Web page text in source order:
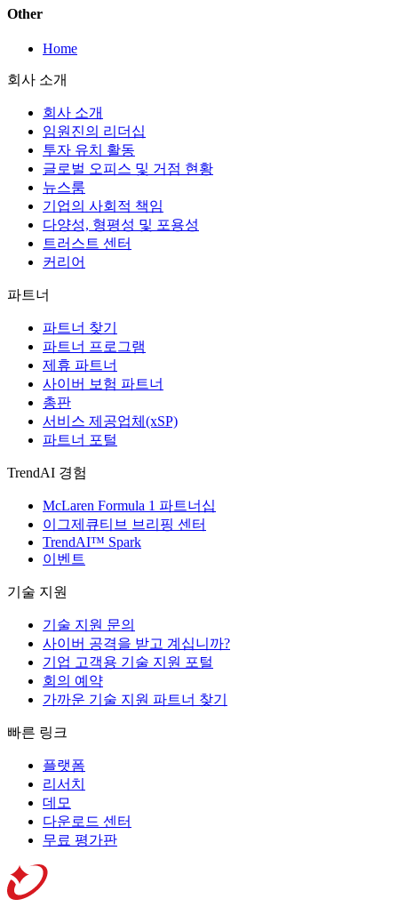
Other
Home
회사 소개
회사 소개
임원진의 리더십
투자 유치 활동
글로벌 오피스 및 거점 현황
뉴스룸
기업의 사회적 책임
다양성, 형평성 및 포용성
트러스트 센터
커리어
파트너
파트너 찾기
파트너 프로그램
제휴 파트너
사이버 보험 파트너
총판
서비스 제공업체(xSP)
파트너 포털
TrendAI 경험
McLaren Formula 1 파트너십
이그제큐티브 브리핑 센터
TrendAI™ Spark
이벤트
기술 지원
기술 지원 문의
사이버 공격을 받고 계십니까?
기업 고객용 기술 지원 포털
회의 예약
가까운 기술 지원 파트너 찾기
빠른 링크
플랫폼
리서치
데모
다운로드 센터
무료 평가판